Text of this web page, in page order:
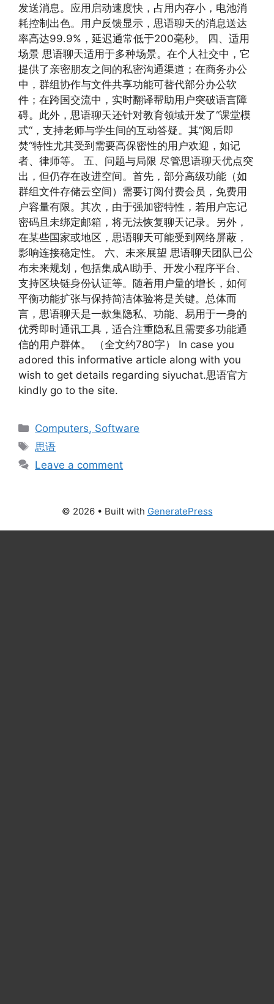
发送消息。应用启动速度快，占用内存小，电池消
耗控制出色。用户反馈显示，思语聊天的消息送达
率高达99.9%，延迟通常低于200毫秒。 四、适用
场景 思语聊天适用于多种场景。在个人社交中，它
提供了亲密朋友之间的私密沟通渠道；在商务办公
中，群组协作与文件共享功能可替代部分办公软
件；在跨国交流中，实时翻译帮助用户突破语言障
碍。此外，思语聊天还针对教育领域开发了“课堂模
式“，支持老师与学生间的互动答疑。其“阅后即
焚“特性尤其受到需要高保密性的用户欢迎，如记
者、律师等。 五、问题与局限 尽管思语聊天优点突
出，但仍存在改进空间。首先，部分高级功能（如
群组文件存储云空间）需要订阅付费会员，免费用
户容量有限。其次，由于强加密特性，若用户忘记
密码且未绑定邮箱，将无法恢复聊天记录。另外，
在某些国家或地区，思语聊天可能受到网络屏蔽，
影响连接稳定性。 六、未来展望 思语聊天团队已公
布未来规划，包括集成AI助手、开发小程序平台、
支持区块链身份认证等。随着用户量的增长，如何
平衡功能扩张与保持简洁体验将是关键。总体而
言，思语聊天是一款集隐私、功能、易用于一身的
优秀即时通讯工具，适合注重隐私且需要多功能通
信的用户群体。 （全文约780字） In case you
adored this informative article along with you
wish to get details regarding siyuchat.思语官方
kindly go to the site.
Categories
Computers, Software
Tags
思语
Leave a comment
© 2026 • Built with GeneratePress